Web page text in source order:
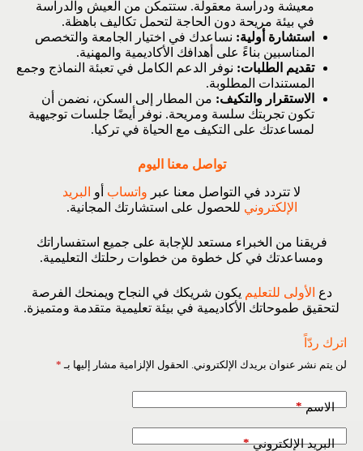
معيشة ودراسة معقولة. ستتمكن من العيش والدراسة
في بيئة مريحة دون الحاجة لتحمل تكاليف باهظة.
استشارة أولية: نساعدك في اختيار الجامعة والتخصص
المناسبين بناءً على أهدافك الأكاديمية والمهنية.
تقديم الطلبات: نوفر الدعم الكامل في تعبئة النماذج وجمع
المستندات المطلوبة.
الاستقرار والتكيف: من المطار إلى السكن، نضمن أن
تكون تجربتك سلسة ومريحة. نوفر أيضًا جلسات توجيهية
لمساعدتك على التكيف مع الحياة في تركيا.
تواصل معنا اليوم
لا تتردد في التواصل معنا عبر واتساب أو البريد
الإلكتروني للحصول على استشارتك المجانية.
فريقنا من الخبراء مستعد للإجابة على جميع استفساراتك
ومساعدتك في كل خطوة من خطوات رحلتك التعليمية.
دع الأولى للتعليم يكون شريكك في النجاح ويمنحك الفرصة
لتحقيق طموحاتك الأكاديمية في بيئة تعليمية متقدمة ومتميزة.
اترك ردّاً
لن يتم نشر عنوان بريدك الإلكتروني. الحقول الإلزامية مشار إليها بـ *
الاسم*
البريد الإلكتروني*